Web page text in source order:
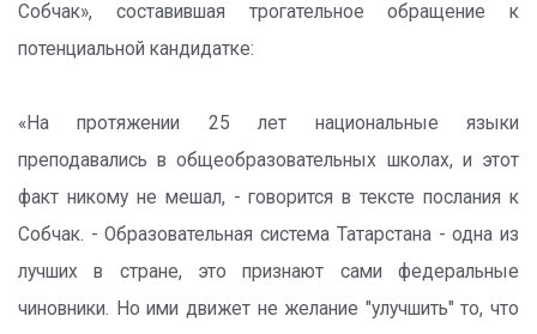
Собчак», составившая трогательное обращение к
потенциальной кандидатке:
«На протяжении 25 лет национальные языки
преподавались в общеобразовательных школах, и этот
факт никому не мешал, - говорится в тексте послания к
Собчак. - Образовательная система Татарстана - одна из
лучших в стране, это признают сами федеральные
чиновники. Но ими движет не желание "улучшить" то, что